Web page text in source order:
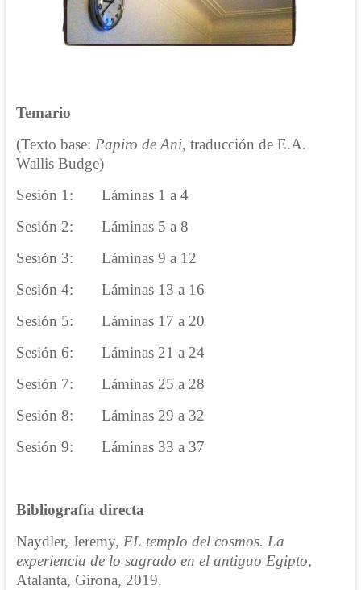
Temario
(Texto base: Papiro de Ani, traducción de E.A.
Wallis Budge)
Sesión 1: Láminas 1 a 4
Sesión 2: Láminas 5 a 8
Sesión 3: Láminas 9 a 12
Sesión 4: Láminas 13 a 16
Sesión 5: Láminas 17 a 20
Sesión 6: Láminas 21 a 24
Sesión 7: Láminas 25 a 28
Sesión 8: Láminas 29 a 32
Sesión 9: Láminas 33 a 37
Bibliografía directa
Naydler, Jeremy, EL templo del cosmos. La
experiencia de lo sagrado en el antiguo Egipto,
Atalanta, Girona, 2019.